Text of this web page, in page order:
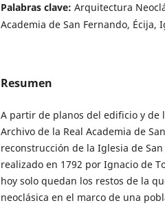
Palabras clave: Arquitectura
Academia de San Fernando, Écija,
Resumen
A partir de planos del edificio y de
Archivo de la Real Academia de
reconstrucción de la Iglesia de
realizado en 1792 por Ignacio de
hoy solo quedan los restos de la
neoclásica en el marco de una